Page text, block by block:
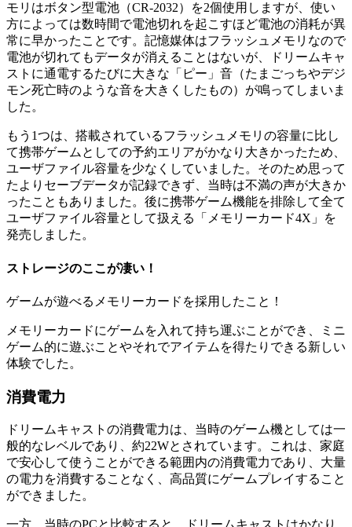
モリはボタン型電池（CR-2032）を2個使用しますが、使い
方によっては数時間で電池切れを起こすほど電池の消耗が異
常に早かったことです。記憶媒体はフラッシュメモリなので
電池が切れてもデータが消えることはないが、ドリームキャ
ストに通電するたびに大きな「ピー」音（たまごっちやデジ
モン死亡時のような音を大きくしたもの）が鳴ってしまいま
した。
もう1つは、搭載されているフラッシュメモリの容量に比し
て携帯ゲームとしての予約エリアがかなり大きかったため、
ユーザファイル容量を少なくしていました。そのため思って
たよりセーブデータが記録できず、当時は不満の声が大きか
ったこともありました。後に携帯ゲーム機能を排除して全て
ユーザファイル容量として扱える「メモリーカード4X」を
発売しました。
ストレージのここが凄い！
ゲームが遊べるメモリーカードを採用したこと！
メモリーカードにゲームを入れて持ち運ぶことができ、ミニ
ゲーム的に遊ぶことやそれでアイテムを得たりできる新しい
体験でした。
消費電力
ドリームキャストの消費電力は、当時のゲーム機としては一
般的なレベルであり、約22Wとされています。これは、家庭
で安心して使うことができる範囲内の消費電力であり、大量
の電力を消費することなく、高品質にゲームプレイすること
ができました。